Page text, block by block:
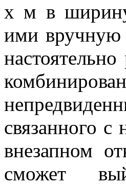
х м в
ими вручную
связанного
внезапном
сможет